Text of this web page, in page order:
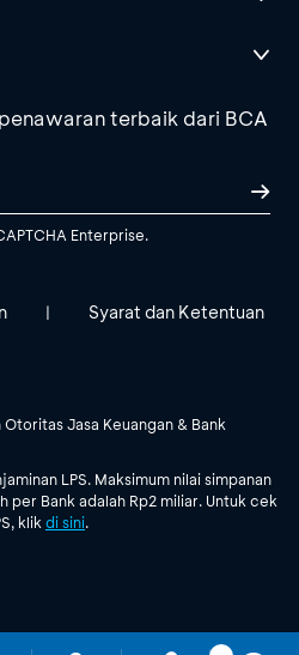
terbaik dari BCA
Enterprise.
| Syarat dan Ketentuan
Jasa Keuangan & Bank
LPS. Maksimum nilai simpanan
per Bank adalah Rp2 miliar. Untuk cek
klik di sini.